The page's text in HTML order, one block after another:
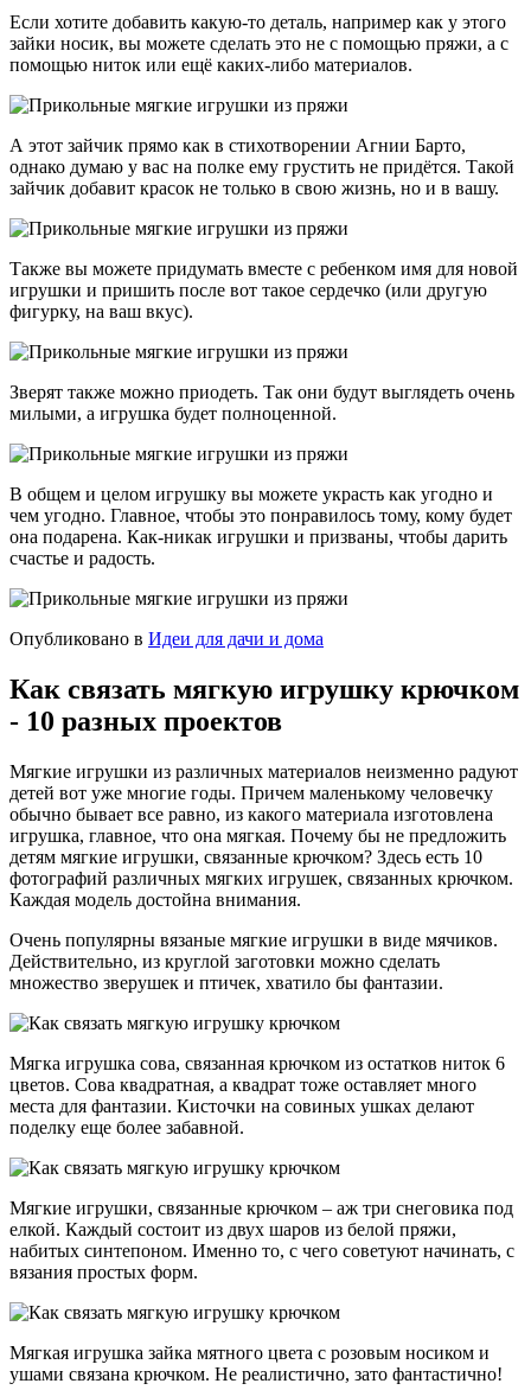
Если хотите добавить какую-то деталь, например как у этого
зайки носик, вы можете сделать это не с помощью пряжи, а с
помощью ниток или ещё каких-либо материалов.
А этот зайчик прямо как в стихотворении Агнии Барто,
однако думаю у вас на полке ему грустить не придётся. Такой
зайчик добавит красок не только в свою жизнь, но и в вашу.
Также вы можете придумать вместе с ребенком имя для новой
игрушки и пришить после вот такое сердечко (или другую
фигурку, на ваш вкус).
Зверят также можно приодеть. Так они будут выглядеть очень
милыми, а игрушка будет полноценной.
В общем и целом игрушку вы можете украсть как угодно и
чем угодно. Главное, чтобы это понравилось тому, кому будет
она подарена. Как-никак игрушки и призваны, чтобы дарить
счастье и радость.
Опубликовано в Идеи для дачи и дома
Как связать мягкую игрушку крючком
- 10 разных проектов
Мягкие игрушки из различных материалов неизменно радуют
детей вот уже многие годы. Причем маленькому человечку
обычно бывает все равно, из какого материала изготовлена
игрушка, главное, что она мягкая. Почему бы не предложить
детям мягкие игрушки, связанные крючком? Здесь есть 10
фотографий различных мягких игрушек, связанных крючком.
Каждая модель достойна внимания.
Очень популярны вязаные мягкие игрушки в виде мячиков.
Действительно, из круглой заготовки можно сделать
множество зверушек и птичек, хватило бы фантазии.
Мягка игрушка сова, связанная крючком из остатков ниток 6
цветов. Сова квадратная, а квадрат тоже оставляет много
места для фантазии. Кисточки на совиных ушках делают
поделку еще более забавной.
Мягкие игрушки, связанные крючком – аж три снеговика под
елкой. Каждый состоит из двух шаров из белой пряжи,
набитых синтепоном. Именно то, с чего советуют начинать, с
вязания простых форм.
Мягкая игрушка зайка мятного цвета с розовым носиком и
ушами связана крючком. Не реалистично, зато фантастично!